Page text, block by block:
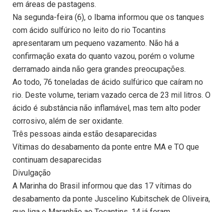
em áreas de pastagens.
Na segunda-feira (6), o Ibama informou que os tanques
com ácido sulfúrico no leito do rio Tocantins
apresentaram um pequeno vazamento. Não há a
confirmação exata do quanto vazou, porém o volume
derramado ainda não gera grandes preocupações.
Ao todo, 76 toneladas de ácido sulfúrico que caíram no
rio. Deste volume, teriam vazado cerca de 23 mil litros. O
ácido é substância não inflamável, mas tem alto poder
corrosivo, além de ser oxidante.
Três pessoas ainda estão desaparecidas
Vítimas do desabamento da ponte entre MA e TO que
continuam desaparecidas
Divulgação
A Marinha do Brasil informou que das 17 vítimas do
desabamento da ponte Juscelino Kubitschek de Oliveira,